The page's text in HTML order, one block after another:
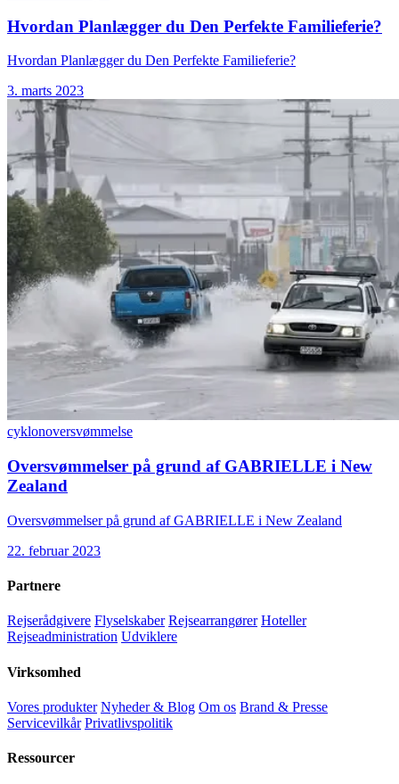
Hvordan Planlægger du Den Perfekte Familieferie?
Hvordan Planlægger du Den Perfekte Familieferie?
3. marts 2023
cyklonoversvømmelse
Oversvømmelser på grund af GABRIELLE i New
Zealand
Oversvømmelser på grund af GABRIELLE i New Zealand
22. februar 2023
Partnere
Rejserådgivere Flyselskaber Rejsearrangører Hoteller
Rejseadministration Udviklere
Virksomhed
Vores produkter Nyheder & Blog Om os Brand & Presse
Servicevilkår Privatlivspolitik
Ressourcer